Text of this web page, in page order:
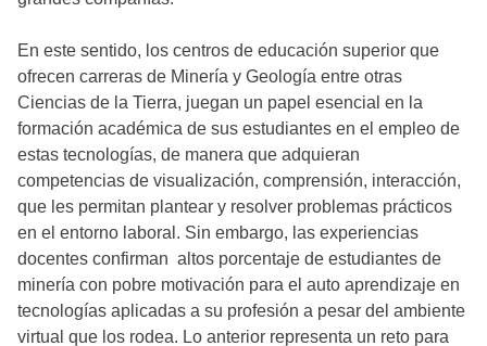
En este sentido, los centros de educación superior que
ofrecen carreras de Minería y Geología entre otras
Ciencias de la Tierra, juegan un papel esencial en la
formación académica de sus estudiantes en el empleo de
estas tecnologías, de manera que adquieran
competencias de visualización, comprensión, interacción,
que les permitan plantear y resolver problemas prácticos
en el entorno laboral. Sin embargo, las experiencias
docentes confirman altos porcentaje de estudiantes de
minería con pobre motivación para el auto aprendizaje en
tecnologías aplicadas a su profesión a pesar del ambiente
virtual que los rodea. Lo anterior representa un reto para